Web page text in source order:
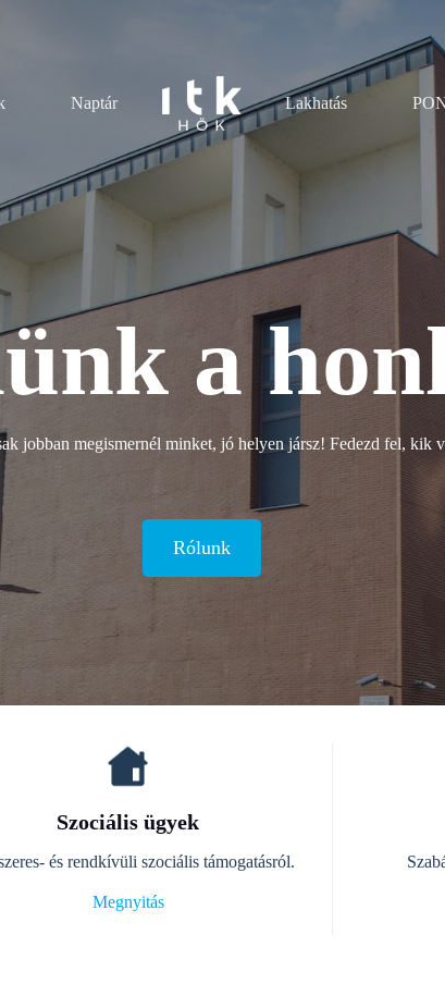
Naptár Lakhatás
a
jobban megismernél minket, jó helyen jársz! Fedezd fel, kik
Rólunk
Szociális ügyek
és rendkívüli szociális támogatásról.
Megnyitás